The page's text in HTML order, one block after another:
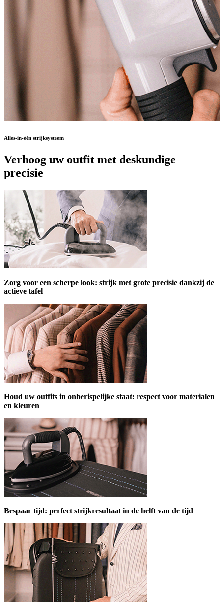
Alles-in-één strijksysteem
Verhoog uw outfit met deskundige
precisie
Zorg voor een scherpe look: strijk met grote precisie dankzij de
actieve tafel
Houd uw outfits in onberispelijke staat: respect voor materialen
en kleuren
Bespaar tijd: perfect strijkresultaat in de helft van de tijd